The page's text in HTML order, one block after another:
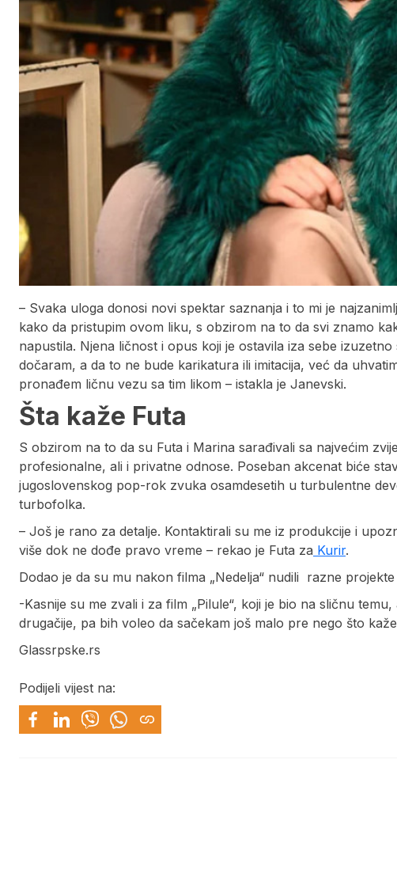
– Svaka uloga donosi novi spektar saznanja i to mi je
kako da pristupim ovom liku, s obzirom na to da svi znamo
napustila. Njena ličnost i opus koji je ostavila iza sebe
dočaram, a da to ne bude karikatura ili imitacija, već da
pronađem ličnu vezu sa tim likom – istakla je Janevski.
Šta kaže Futa
S obzirom na to da su Futa i Marina sarađivali sa najvećim
profesionalne, ali i privatne odnose. Poseban akcenat biće
jugoslovenskog pop-rok zvuka osamdesetih u turbulentne
turbofolka.
– Još je rano za detalje. Kontaktirali su me iz produkcije i
više dok ne dođe pravo vreme – rekao je Futa za Kurir.
Dodao je da su mu nakon filma „Nedelja“ nudili razne
-Kasnije su me zvali i za film „Pilule“, koji je bio na sličnu
drugačije, pa bih voleo da sačekam još malo pre nego što
Glassrpske.rs
Podijeli vijest na: